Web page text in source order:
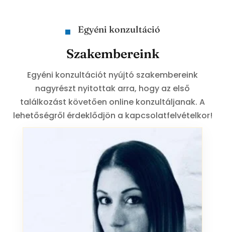
Egyéni konzultáció
Szakembereink
Egyéni konzultációt nyújtó szakembereink
nagyrészt nyitottak arra, hogy az első
találkozást követően online konzultáljanak. A
lehetőségről érdeklődjön a kapcsolatfelvételkor!